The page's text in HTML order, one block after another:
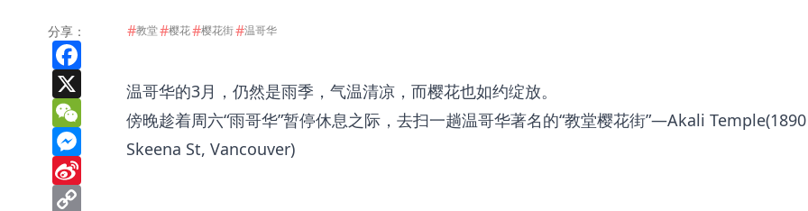
分享：
WeChat
Messenger
#教堂#樱花#樱花街#温哥华
温哥华的3月，仍然是雨季，气温清凉，而樱花也如约绽放。
傍晚趁着周六“雨哥华”暂停休息之际，去扫一趟温哥华著名的“教堂樱花街”—Akali Temple(1890
Skeena St, Vancouver)